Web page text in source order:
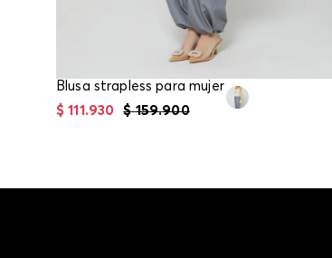
Blusa strapless para mujer
$ 159.900
$ 111 .930